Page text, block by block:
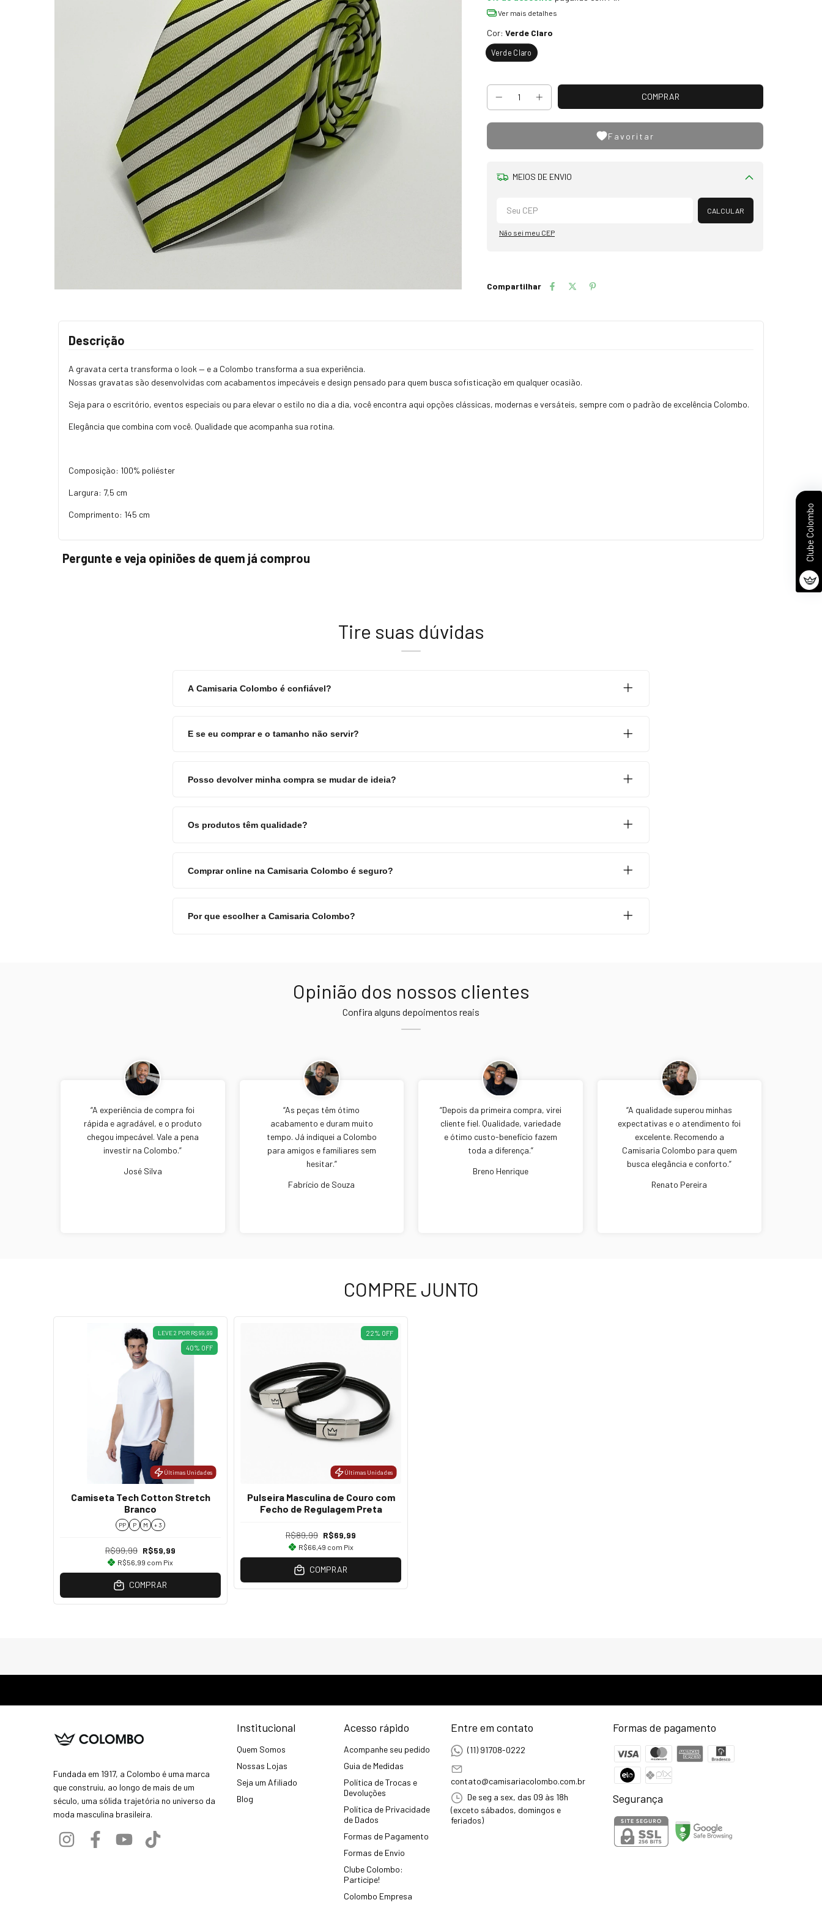
Ver mais detalhes
Cor: Verde Claro
Verde Claro
Favoritar
MEIOS DE ENVIO
Alterar CEP
CALCULAR
Não sei meu CEP
Compartilhar
Descrição
A gravata certa transforma o look — e a Colombo transforma a sua experiência.
Nossas gravatas são desenvolvidas com acabamentos impecáveis e design pensado para quem busca sofisticação em qualquer ocasião.
Seja para o escritório, eventos especiais ou para elevar o estilo no dia a dia, você encontra aqui opções clássicas, modernas e versáteis, sempre com o padrão de excelência Colombo.
Elegância que combina com você. Qualidade que acompanha sua rotina.
Composição: 100% poliéster
Largura: 7,5 cm
Comprimento: 145 cm
Pergunte e veja opiniões de quem já comprou
Tire suas dúvidas
A Camisaria Colombo é confiável?
E se eu comprar e o tamanho não servir?
Posso devolver minha compra se mudar de ideia?
Os produtos têm qualidade?
Comprar online na Camisaria Colombo é seguro?
Por que escolher a Camisaria Colombo?
Opinião dos nossos clientes
Confira alguns depoimentos reais
“A experiência de compra foi
rápida e agradável, e o produto
chegou impecável. Vale a pena
investir na Colombo.”
José Silva
“As peças têm ótimo
acabamento e duram muito
tempo. Já indiquei a Colombo
para amigos e familiares sem
hesitar.”
Fabrício de Souza
“Depois da primeira compra, virei
cliente fiel. Qualidade, variedade
e ótimo custo-benefício fazem
toda a diferença.”
Breno Henrique
“A qualidade superou minhas
expectativas e o atendimento foi
excelente. Recomendo a
Camisaria Colombo para quem
busca elegância e conforto.”
Renato Pereira
COMPRE JUNTO
Últimas Unidades
LEVE 2 POR R$ 99,99
40% OFF
Camiseta Tech Cotton Stretch
Branco
PP P M + 3
R$99,99 R$59,99
R$56,99 com Pix
COMPRAR
Últimas Unidades
22% OFF
Pulseira Masculina de Couro com
Fecho de Regulagem Preta
R$89,99 R$69,99
R$66,49 com Pix
COMPRAR
Fundada em 1917, a Colombo é uma marca
que construiu, ao longo de mais de um
século, uma sólida trajetória no universo da
moda masculina brasileira.
Institucional
Quem Somos
Nossas Lojas
Seja um Afiliado
Blog
Acesso rápido
Acompanhe seu pedido
Guia de Medidas
Política de Trocas e
Devoluções
Política de Privacidade
de Dados
Formas de Pagamento
Formas de Envio
Clube Colombo:
Participe!
Colombo Empresa
Entre em contato
(11) 91708-0222
contato@camisariacolombo.com.br
De seg a sex, das 09 às 18h
(exceto sábados, domingos e
feriados)
Formas de pagamento
Segurança
Clube Colombo